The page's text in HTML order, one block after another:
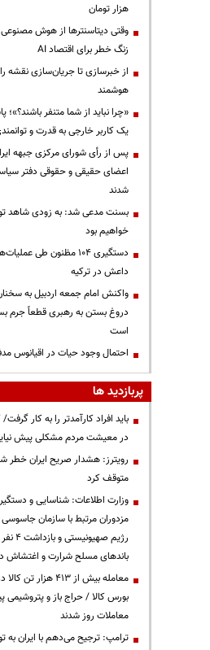
هزار تومان
وقتی دیتاسنترها از هوش مصنوعی
زنگ خطر برای اقتصاد AI
از خبرسازی تا جریان‌سازی نقشه
هوشمند
«چرا نباید از شما متنفر باشند؟»؛
یک کاربر خارجی به قدرت و
پس از رأی شورای مرکزی جبهه
اعضای حقیقی و حقوقی دفتر
شدند
بسنت مدعی شد: به زودی شاهد
خواهیم بود
دستگیری ۱۰۴ مظنون طی
داعش در ترکیه
واکنش امام جمعه اردبیل به
دروغ بستن به رهبری قطعاً جرم
است
احتمال وجود حیات در اقیانوس
پربازدید ها
باید افراد کارآمدتر را به کار
در معیشت مردم مشکلی پیش
رویترز: هشدار صریح ایران خطر
متوقف کرد
مزدوران مرتبط با سازمان
رژیم
باندهای مسلح شرارت و اغتشاش
معامله بیش از ۴۱۳ هزار
بورس کالا / حراج باز و پتروشیمی
معاملات روز شدند
ترامپ: ترجیح می‌دهم با ایران به